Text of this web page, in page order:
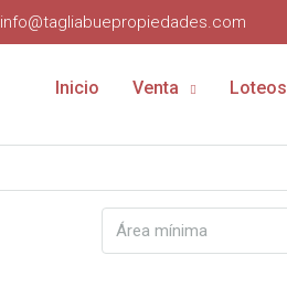
info@tagliabuepropiedades.com
Inicio Venta Loteos